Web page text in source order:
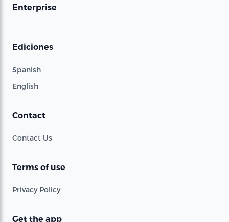
Enterprise
Ediciones
Spanish
English
Contact
Contact Us
Terms of use
Privacy Policy
Get the app